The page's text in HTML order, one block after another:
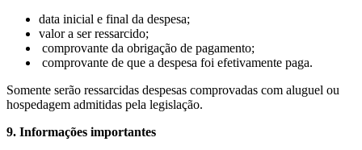
data inicial e final da despesa;
valor a ser ressarcido;
comprovante da obrigação de pagamento;
comprovante de que a despesa foi efetivamente paga.
Somente serão ressarcidas despesas comprovadas com aluguel ou
hospedagem admitidas pela legislação.
9. Informações importantes